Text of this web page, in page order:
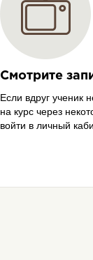
Смотрите
Если вдруг ученик
на курс через
войти в личный